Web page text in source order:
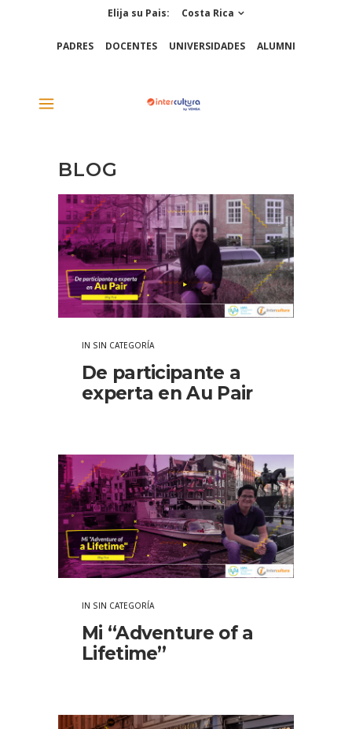
Elija su Pais: Costa Rica
PADRES DOCENTES UNIVERSIDADES ALUMNI
BLOG
IN SIN CATEGORÍA
De participante a
experta en Au Pair
IN SIN CATEGORÍA
Mi “Adventure of a
Lifetime”